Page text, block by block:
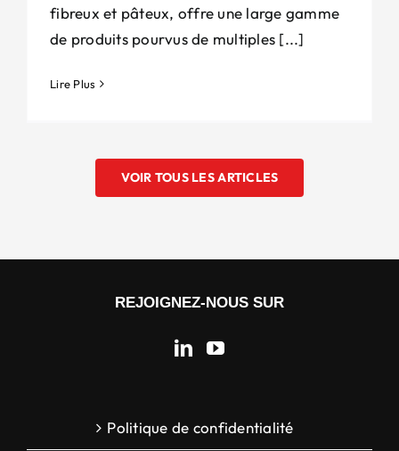
fibreux et pâteux, offre une large gamme
de produits pourvus de multiples [...]
Lire Plus
VOIR TOUS LES ARTICLES
REJOIGNEZ-NOUS SUR
Politique de confidentialité